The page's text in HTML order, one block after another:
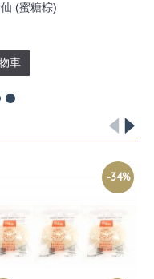
(蜜糖棕)
車
-34%